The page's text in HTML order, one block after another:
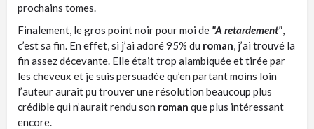
prochains tomes.
Finalement, le gros point noir pour moi de "A retardement"
c’est sa fin. En effet, si j’ai adoré 95% du roman , j’ai trouvé la
fin assez décevante. Elle était trop alambiquée et tirée par
les cheveux et je suis persuadée qu’en partant moins loin
l’auteur aurait pu trouver une résolution beaucoup plus
crédible qui n’aurait rendu son roman que plus intéressant
encore.